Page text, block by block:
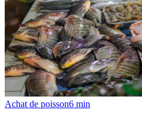
Achat de poisson6 min